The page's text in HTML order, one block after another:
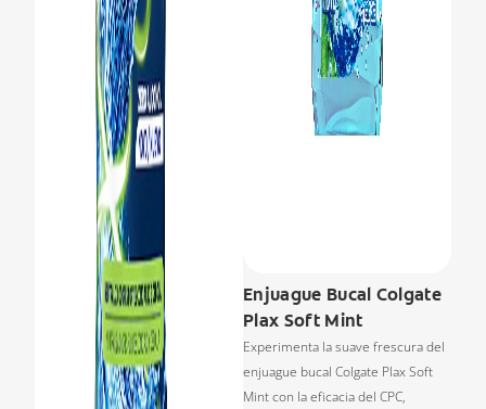
Enjuague Bucal Colgate
Plax Soft Mint
Experimenta la suave frescura del
enjuague bucal Colgate Plax Soft
Mint con la eficacia del CPC,